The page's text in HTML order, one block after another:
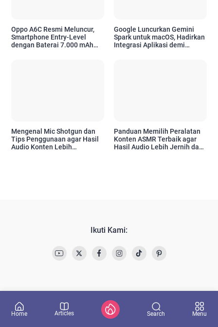
Oppo A6C Resmi Meluncur,
Smartphone Entry-Level
dengan Baterai 7.000 mAh
Google Luncurkan Gemini
Spark untuk macOS, Hadirkan
Integrasi Aplikasi demi
Mengenal Mic Shotgun dan
Tips Penggunaan agar Hasil
Audio Konten Lebih
Panduan Memilih Peralatan
Konten ASMR Terbaik agar
Hasil Audio Lebih Jernih dan
Ikuti Kami:
Home Articles Search Menu